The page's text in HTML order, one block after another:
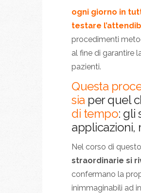
ogni giorno in
testare
procedimenti
al fine di garantire
pazienti.
Questa
sia per quel
di tempo: gli
applicazioni,
Nel corso di
straordinarie si
confermano la
inimmaginabili ad